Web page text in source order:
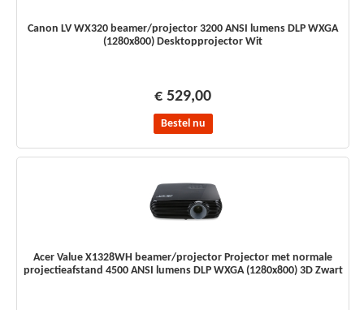
Canon LV WX320 beamer/projector 3200 ANSI lumens DLP WXGA
(1280x800) Desktopprojector Wit
€ 529,00
Bestel nu
Acer Value X1328WH beamer/projector Projector met normale
projectieafstand 4500 ANSI lumens DLP WXGA (1280x800) 3D Zwart